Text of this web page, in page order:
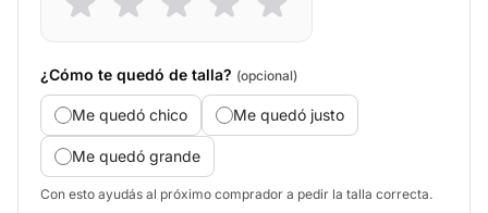
¿Cómo te quedó de talla? (opcional)
Me quedó chico Me quedó justo
Me quedó grande
Con esto ayudás al próximo comprador a pedir la talla correcta.